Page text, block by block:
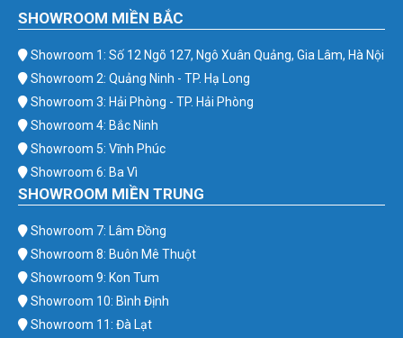
SHOWROOM MIỀN BẮC
Showroom 1: Số 12 Ngõ 127, Ngô Xuân Quảng, Gia Lâm, Hà Nội
Showroom 2: Quảng Ninh - TP. Hạ Long
Showroom 3: Hải Phòng - TP. Hải Phòng
Showroom 4: Bắc Ninh
Showroom 5: Vĩnh Phúc
Showroom 6: Ba Vì
SHOWROOM MIỀN TRUNG
Showroom 7: Lâm Đồng
Showroom 8: Buôn Mê Thuột
Showroom 9: Kon Tum
Showroom 10: Bình Định
Showroom 11: Đà Lạt